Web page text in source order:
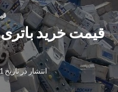
قیمت خرید باتری
انتشار در تاریخ 1 اکتبر 2018